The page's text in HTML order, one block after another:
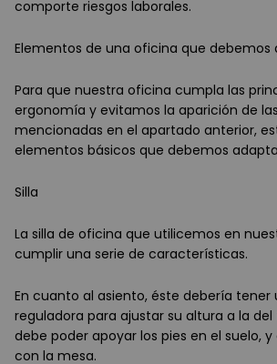
comporte riesgos laborales.
Elementos de una oficina que debemos
Para que nuestra oficina cumpla las
ergonomía y evitamos la aparición de
mencionadas en el apartado anterior,
elementos básicos que debemos
Silla
La silla de oficina que utilicemos en
cumplir una serie de características.
En cuanto al asiento, éste debería tener
reguladora para ajustar su altura a la
debe poder apoyar los pies en el suelo, y
con la mesa.